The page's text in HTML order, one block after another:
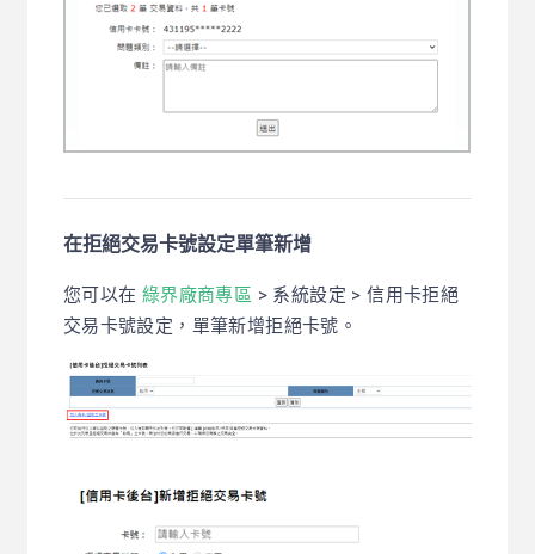
在拒絕交易卡號設定單筆新增
您可以在 綠界廠商專區 > 系統設定 > 信用卡拒絕
交易卡號設定，單筆新增拒絕卡號。